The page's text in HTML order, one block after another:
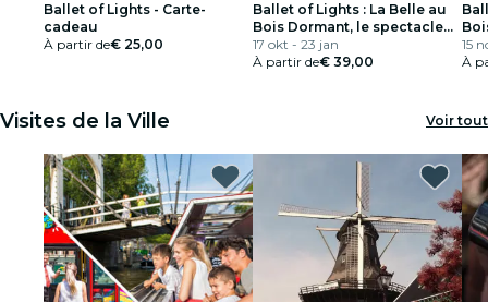
Ballet of Lights - Carte-
cadeau
À partir de€ 25,00
Ballet of Lights : La Belle au
Bois Dormant, le spectacle
de danse et de lumière
17 okt - 23 jan
À partir de€ 39,00
de
15
À
Visites de la Ville Voir tout